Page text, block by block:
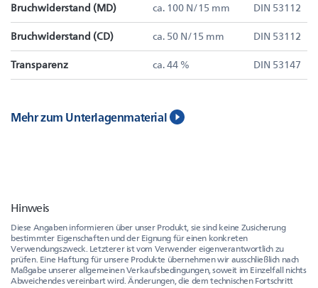
Bruchwiderstand (MD) ca. 100 N/15 mm DIN 53112
Bruchwiderstand (CD) ca. 50 N/15 mm DIN 53112
Transparenz ca. 44 % DIN 53147
Mehr zum Unterlagenmaterial
Hinweis
Diese Angaben informieren über unser Produkt, sie sind keine Zusicherung
bestimmter Eigenschaften und der Eignung für einen konkreten
Verwendungszweck. Letzterer ist vom Verwender eigenverantwortlich zu
prüfen. Eine Haftung für unsere Produkte übernehmen wir ausschließlich nach
Maßgabe unserer allgemeinen Verkaufsbedingungen, soweit im Einzelfall nichts
Abweichendes vereinbart wird. Änderungen, die dem technischen Fortschritt